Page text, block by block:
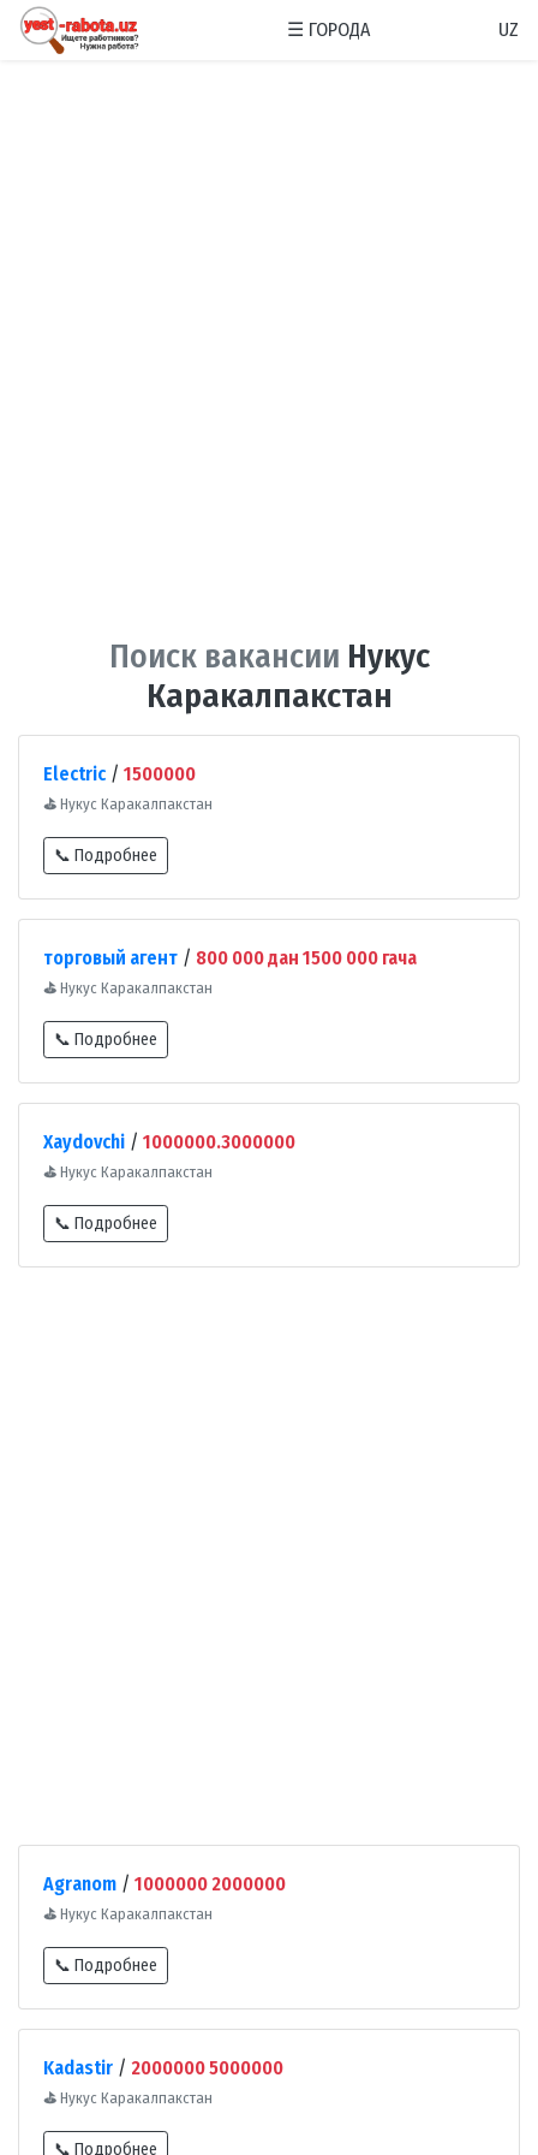
☰ ГОРОДА UZ
Поиск вакансии Нукус
Каракалпакстан
Electric / 1500000
⛳ Нукус Каракалпакстан
📞 Подробнее
торговый агент / 800 000 дан 1500 000 гача
⛳ Нукус Каракалпакстан
📞 Подробнее
Xaydovchi / 1000000.3000000
⛳ Нукус Каракалпакстан
📞 Подробнее
Agranom / 1000000 2000000
⛳ Нукус Каракалпакстан
📞 Подробнее
Kadastir / 2000000 5000000
⛳ Нукус Каракалпакстан
📞 Подробнее